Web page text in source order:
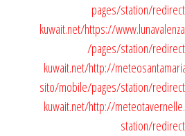
pages/station/
kuwait.net/https://
/pages/station/
kuwait.net/http://
sito/mobile/pages/station/
kuwait.net/http://
station/